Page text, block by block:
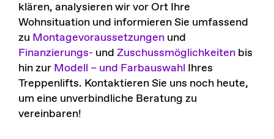
klären, analysieren wir vor Ort Ihre
Wohnsituation und informieren Sie umfassend
zu Montagevoraussetzungenund
Finanzierungs- und Zuschussmöglichkeitenbis
hin zur Modell – und Farbauswahl Ihres
Treppenlifts. Kontaktieren Sie uns noch heute,
um eine unverbindliche Beratung zu
vereinbaren!